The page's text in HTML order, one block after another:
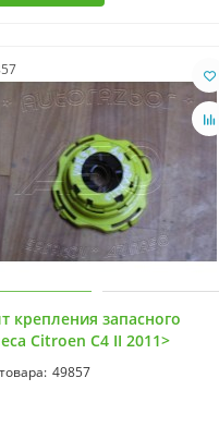
крепления запасного
Citroen C4 II 2011>
49857